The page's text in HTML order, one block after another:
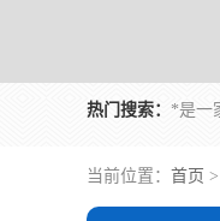
热门搜索：
当前位置： 首页 >